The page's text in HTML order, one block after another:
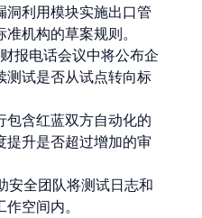
洞利用模块实施出口管
机构的草案规则。
报电话会议中将公布企
测试是否从试点转向标
包含红蓝双方自动化的
提升是否超过增加的审
全团队将测试日志和
空间内。